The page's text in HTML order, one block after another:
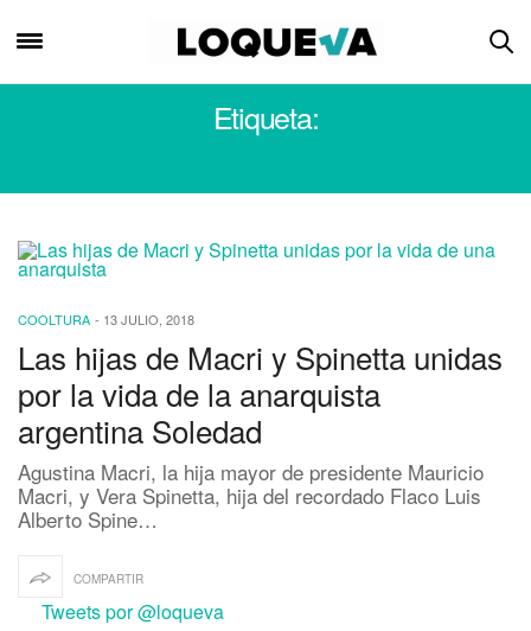
Etiqueta:
COOLTURA - 13 JULIO, 2018
Las hijas de Macri y Spinetta unidas
por la vida de la anarquista
argentina Soledad
Agustina Macri, la hija mayor de presidente Mauricio
Macri, y Vera Spinetta, hija del recordado Flaco Luis
Alberto Spine…
COMPARTIR
Tweets por @loqueva